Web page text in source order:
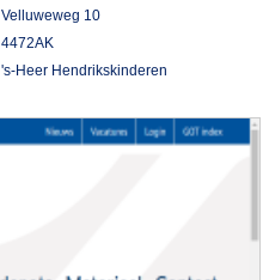
Velluweweg 10
4472AK
's-Heer Hendrikskinderen